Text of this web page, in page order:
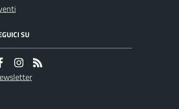
SU